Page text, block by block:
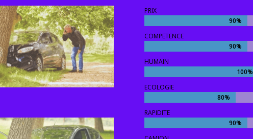
PRIX
90%
90%
COMPETENCE
90%
90%
HUMAIN
100%
100%
ECOLOGIE
80%
80%
RAPIDITE
90%
90%